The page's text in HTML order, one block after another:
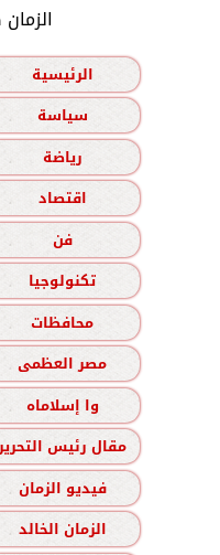
الرئيسية
سياسة
رياضة
اقتصاد
فن
تكنولوجيا
محافظات
مصر العظمى
وا إسلاماه
مقال رئيس
فيديو الزمان
الزمان الخالد